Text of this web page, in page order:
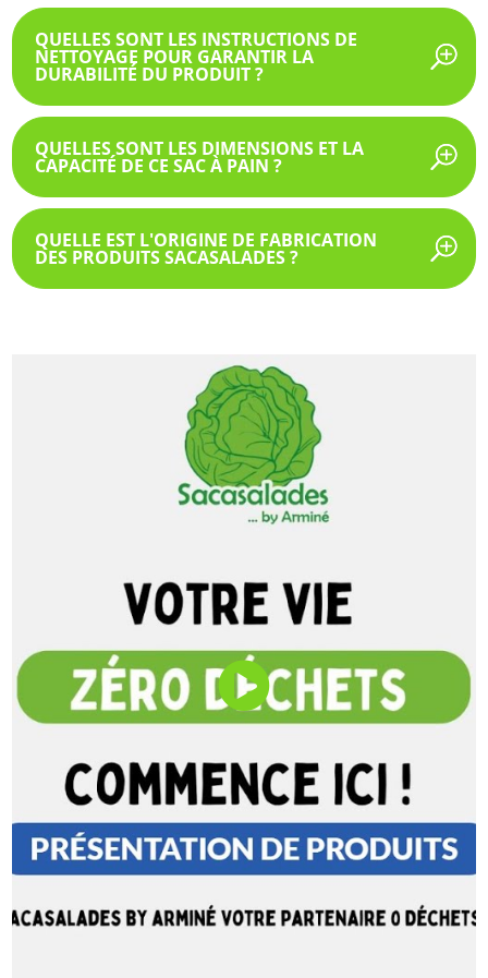
QUELLES SONT LES INSTRUCTIONS DE
NETTOYAGE POUR GARANTIR LA
DURABILITÉ DU PRODUIT ?
QUELLES SONT LES DIMENSIONS ET LA
CAPACITÉ DE CE SAC À PAIN ?
QUELLE EST L'ORIGINE DE FABRICATION
DES PRODUITS SACASALADES ?